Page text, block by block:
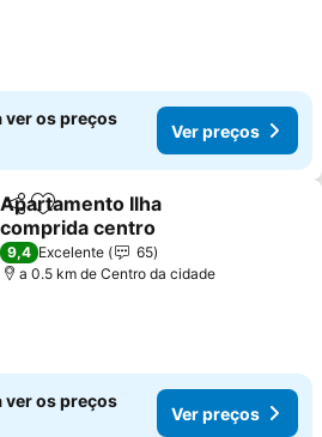
ver os preços
Ver preços
PartilharAdicionar aos favoritos
Apartamento Ilha
comprida centro
Ver preços
9,4 Excelente
65
a 0.5 km de Centro da cidade
ver os preços
Ver preços